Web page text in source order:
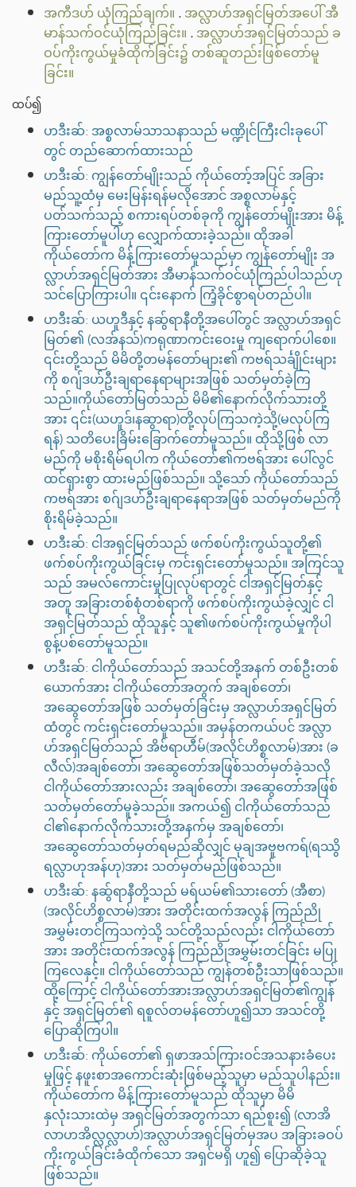
အကီဒဟ် ယုံကြည်ချက်။ .အလ္လာဟ်အရှင်မြတ်အပေါ် အီ
မာန်သက်ဝင်ယုံကြည်ခြင်း။ .အလ္လာဟ်အရှင်မြတ်သည် ခ
ဝပ်ကိုးကွယ်မှုခံထိုက်ခြင်း၌ တစ်ဆူတည်းဖြစ်တော်မူ
ခြင်း။
ထပ်၍
ဟဒီးဆ်: အစ္စလာမ်သာသနာသည် မဏ္ဍိုင်ကြီးငါးခုပေါ်
တွင် တည်ဆောက်ထားသည်
ဟဒီးဆ်: ကျွန်တော်မျိုးသည် ကိုယ်တော့်အပြင် အခြား
မည်သူ့ထံမှ မေးမြန်းရန်မလိုအောင် အစ္စလာမ်နှင့်
ပတ်သက်သည့် စကားရပ်တစ်ခုကို ကျွန်တော်မျိုးအား မိန့်
ကြားတော်မူပါဟု လျှောက်ထားခဲ့သည်။ ထိုအခါ
ကိုယ်တော်က မိန့်ကြားတော်မူသည်မှာ ကျွန်တော်မျိုး အ
လ္လာဟ်အရှင်မြတ်အား အီမာန်သက်ဝင်ယုံကြည်ပါသည်ဟု
သင်ပြောကြားပါ။ ၎င်းနောက် ကြံ့ခိုင်စွာရပ်တည်ပါ။
ဟဒီးဆ်: ယဟူဒီနှင့် နဆွ်ရာနီတို့အပေါ်တွင် အလ္လာဟ်အရှင်
မြတ်၏ (လအ်နသ်)ကရုဏာကင်းဝေးမှု ကျရောက်ပါစေ။
၎င်းတို့သည် မိမိတို့တမန်တော်များ၏ ကဗရ်သင်္ချိုင်းများ
ကို စဂျ်ဒဟ်ဦးချရာနေရာများအဖြစ် သတ်မှတ်ခဲ့ကြ
သည်။ကိုယ်တော်မြတ်သည် မိမိ၏နောက်လိုက်သားတို့
အား ၎င်း(ယဟူဒ်၊နဆွာရာ)တို့လုပ်ကြသကဲ့သို့(မလုပ်ကြ
ရန်) သတိပေးခြိမ်းခြောက်တော်မူသည်။ ထိုသို့ဖြစ် လာ
မည်ကို မစိုးရိမ်ရပါက ကိုယ်တော်၏ကဗရ်အား ပေါ်လွင်
ထင်ရှားစွာ ထားမည်ဖြစ်သည်။ သို့သော် ကိုယ်တော်သည်
ကဗရ်အား စဂ်ျဒဟ်ဦးချရာနေရာအဖြစ် သတ်မှတ်မည်ကို
စိုးရိမ်ခဲ့သည်။
ဟဒီးဆ်: ငါအရှင်မြတ်သည် ဖက်စပ်ကိုးကွယ်သူတို့၏
ဖက်စပ်ကိုးကွယ်ခြင်းမှ ကင်းရှင်းတော်မူသည်။ အကြင်သူ
သည် အမလ်ကောင်းမှုပြုလုပ်ရာတွင် ငါအရှင်မြတ်နှင့်
အတူ အခြားတစ်စုံတစ်ရာကို ဖက်စပ်ကိုးကွယ်ခဲ့လျှင် ငါ
အရှင်မြတ်သည် ထိုသူနှင့် သူ၏ဖက်စပ်ကိုးကွယ်မှုကိုပါ
စွန့်ပစ်တော်မူသည်။
ဟဒီးဆ်: ငါကိုယ်တော်သည် အသင်တို့အနက် တစ်ဦးတစ်
ယောက်အား ငါကိုယ်တော်အတွက် အချစ်တော်၊
အဆွေတော်အဖြစ် သတ်မှတ်ခြင်းမှ အလ္လာဟ်အရှင်မြတ်
ထံတွင် ကင်းရှင်းတော်မူသည်။ အမှန်တကယ်ပင် အလ္လာ
ဟ်အရှင်မြတ်သည် အိဗ်ရာဟီမ်(အလိုင်ဟိစ္စလာမ်)အား (ခ
လီလ်)အချစ်တော်၊ အဆွေတော်အဖြစ်သတ်မှတ်ခဲ့သလို
ငါကိုယ်တော်အားလည်း အချစ်တော်၊ အဆွေတော်အဖြစ်
သတ်မှတ်တော်မူခဲ့သည်။ အကယ်၍ ငါကိုယ်တော်သည်
ငါ၏နောက်လိုက်သားတို့အနက်မှ အချစ်တော်၊
အဆွေတော်သတ်မှတ်ရမည်ဆိုလျှင် မုချအဗူဗကရ်(ရဿွိ
ရလ္လာဟုအန်ဟု)အား သတ်မှတ်မည်ဖြစ်သည်။
ဟဒီးဆ်: နဆ်ွရာနီတို့သည် မရ်ယမ်၏သားတော် (အီစာ)
(အလိုင်ဟိစ္စလာမ်)အား အတိုင်းထက်အလွန် ကြည်ညို
အမွှမ်းတင်ကြသကဲ့သို့ သင်တို့သည်လည်း ငါကိုယ်တော်
အား အတိုင်းထက်အလွန် ကြည်ညိုအမွှမ်းတင်ခြင်း မပြု
ကြလေနှင့်။ ငါကိုယ်တော်သည် ကျွန်တစ်ဦးသာဖြစ်သည်။
ထို့ကြောင့် ငါကိုယ်တော်အားအလ္လာဟ်အရှင်မြတ်၏ကျွန်
နှင့် အရှင်မြတ်၏ ရစူလ်တမန်တော်ဟူ၍သာ အသင်တို့
ပြောဆိုကြပါ။
ဟဒီးဆ်: ကိုယ်တော်၏ ရှဖာအသ်ကြားဝင်အသနားခံပေး
မှုဖြင့် နဖူးစာအကောင်းဆုံးဖြစ်မည့်သူမှာ မည်သူပါနည်း။
ကိုယ်တော်က မိန့်ကြားတော်မူသည် ထိုသူမှာ မိမိ
နှလုံးသားထဲမှ အရှင်မြတ်အတွက်သာ ရည်စူး၍ (လာအိ
လာဟအိလ္လလ္လာဟ်)အလ္လာဟ်အရှင်မြတ်မှအပ အခြားခဝပ်
ကိုးကွယ်ခြင်းခံထိုက်သော အရှင်မရှိ ဟူ၍ ပြောဆိုခဲ့သူ
ဖြစ်သည်။